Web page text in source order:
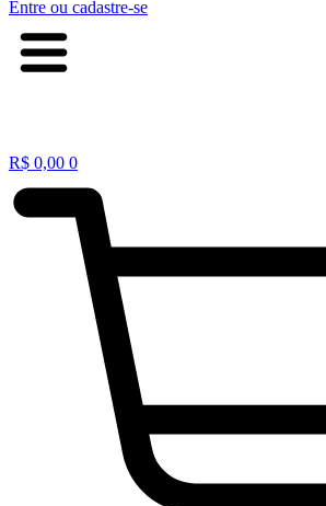
Entre ou cadastre-se
R$ 0,00 0